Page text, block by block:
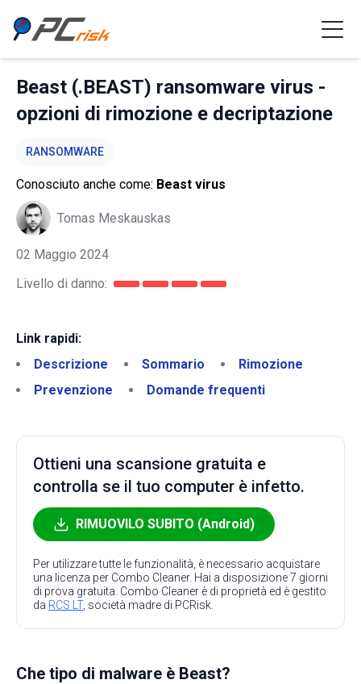
Beast (.BEAST) ransomware virus -
opzioni di rimozione e decriptazione
RANSOMWARE
Conosciuto anche come: Beast virus
Tomas Meskauskas
02 Maggio 2024
Livello di danno:
Link rapidi:
Descrizione
Sommario
Rimozione
Prevenzione
Domande frequenti
Ottieni una scansione gratuita e
controlla se il tuo computer è infetto.
RIMUOVILO SUBITO (Android)
Per utilizzare tutte le funzionalità, è necessario acquistare
una licenza per Combo Cleaner. Hai a disposizione 7 giorni
di prova gratuita. Combo Cleaner è di proprietà ed è gestito
da RCS LT, società madre di PCRisk.
Che tipo di malware è Beast?